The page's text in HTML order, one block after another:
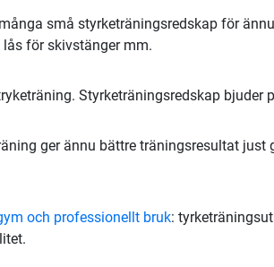
små styrketräningsredskap för
för skivstänger mm.
Styrketräningsredskap
ger ännu bättre träningsresultat
och professionellt bruk: